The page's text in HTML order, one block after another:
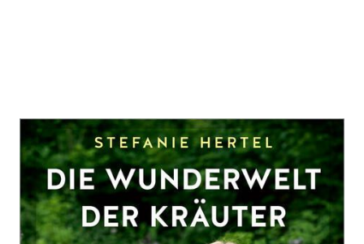
Die Wunderwelt der Kräuter
Zur Wunschliste hinzufügen